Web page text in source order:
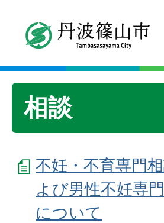
相談
不妊・不育専門
よび男性不妊専
について